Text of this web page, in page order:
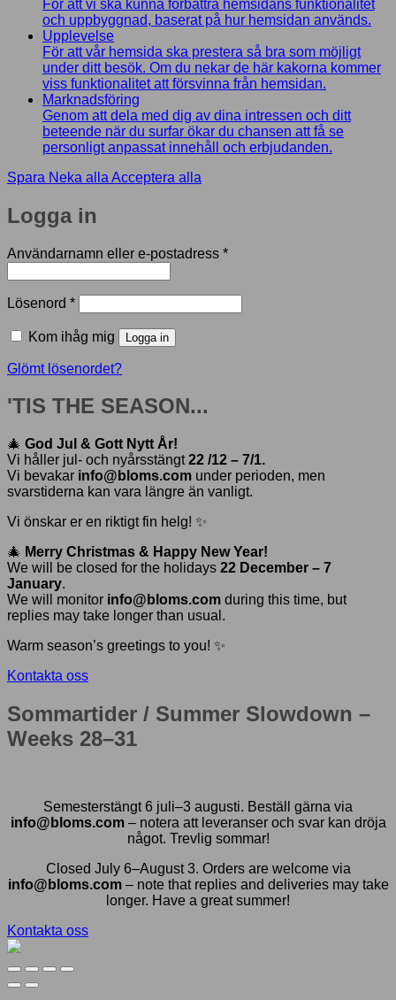
För att vi ska kunna förbättra hemsidans funktionalitet
och uppbyggnad, baserat på hur hemsidan används.
Upplevelse
För att vår hemsida ska prestera så bra som möjligt
under ditt besök. Om du nekar de här kakorna kommer
viss funktionalitet att försvinna från hemsidan.
Marknadsföring
Genom att dela med dig av dina intressen och ditt
beteende när du surfar ökar du chansen att få se
personligt anpassat innehåll och erbjudanden.
Spara Neka alla Acceptera alla
Logga in
Användarnamn eller e-postadress *Obligatoriskt
Lösenord *Obligatoriskt
Kom ihåg mig Logga in
Glömt lösenordet?
'TIS THE SEASON...
🎄 God Jul & Gott Nytt År!
Vi håller jul- och nyårsstängt22 /12 – 7/1.
Vi bevakar info@bloms.com under perioden, men
svarstiderna kan vara längre än vanligt.
Vi önskar er en riktigt fin helg! ✨
🎄 Merry Christmas & Happy New Year!
We will be closed for the holidays 22 December – 7
January.
We will monitor info@bloms.com during this time, but
replies may take longer than usual.
Warm season’s greetings to you! ✨
Kontakta oss
Sommartider / Summer Slowdown –
Weeks 28–31
Semesterstängt 6 juli–3 augusti. Beställ gärna via
info@bloms.com– notera att leveranser och svar kan dröja
något. Trevlig sommar!
Closed July 6–August 3. Orders are welcome via
info@bloms.com– note that replies and deliveries may take
longer. Have a great summer!
Kontakta oss